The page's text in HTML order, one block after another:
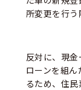
所変更を行う
反対に、現
ローンを組
るため、住民